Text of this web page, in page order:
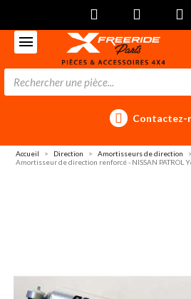
Contactez-
Accueil Direction Amortisseurs de direction
Amortisseur de direction renforcé - NISSAN PATROL